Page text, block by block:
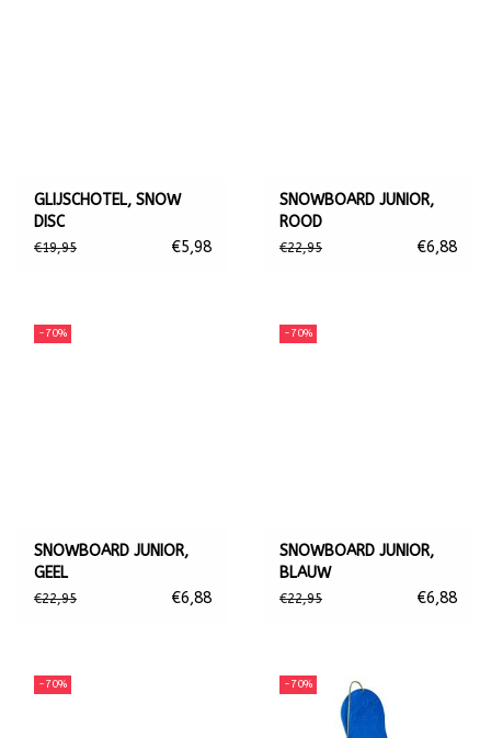
GLIJSCHOTEL, SNOW
DISC
€19,95 €5,98
SNOWBOARD JUNIOR,
ROOD
€22,95 €6,88
-70%
SNOWBOARD JUNIOR,
GEEL
€22,95 €6,88
-70%
SNOWBOARD JUNIOR,
BLAUW
€22,95 €6,88
-70% -70%